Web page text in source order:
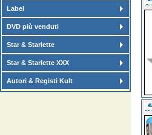
Label
DVD più venduti
Star & Starlette
Star & Starlette XXX
Autori & Registi Kult